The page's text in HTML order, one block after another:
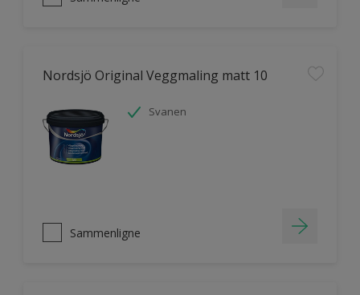
Nordsjö Original Veggmaling matt 10
Svanen
Sammenligne